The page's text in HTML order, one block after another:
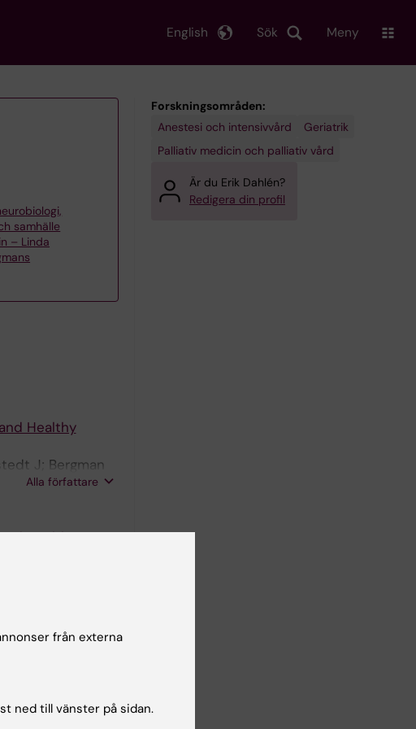
Sök
English Meny
samhälle
– Linda
Healthy
J; Bergman
Alla författare
Healthy
J; Bergman
Geriatric and
Forskningsområden:
Anestesi och intensivvård
Geriatrik
Palliativ medicin och palliativ vård
Är du Erik Dahlén?
Redigera din profil
från externa
ned till vänster på sidan.